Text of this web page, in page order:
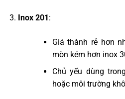
Inox 201:
Giá thành rẻ hơn
mòn kém hơn inox
Chủ yếu dùng
hoặc môi trường